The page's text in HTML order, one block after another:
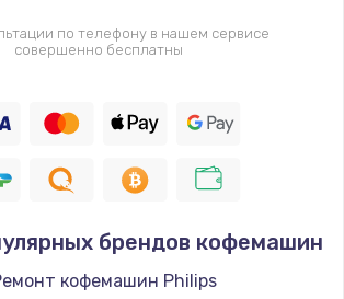
по телефону в нашем сервисе
совершенно бесплатны
брендов кофемашин
кофемашин Philips